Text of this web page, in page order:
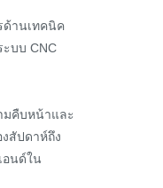
ด้านเทคนิค
บบ CNC
มคืบหน้าและ
สัปดาห์ถึง
อนด์ใน